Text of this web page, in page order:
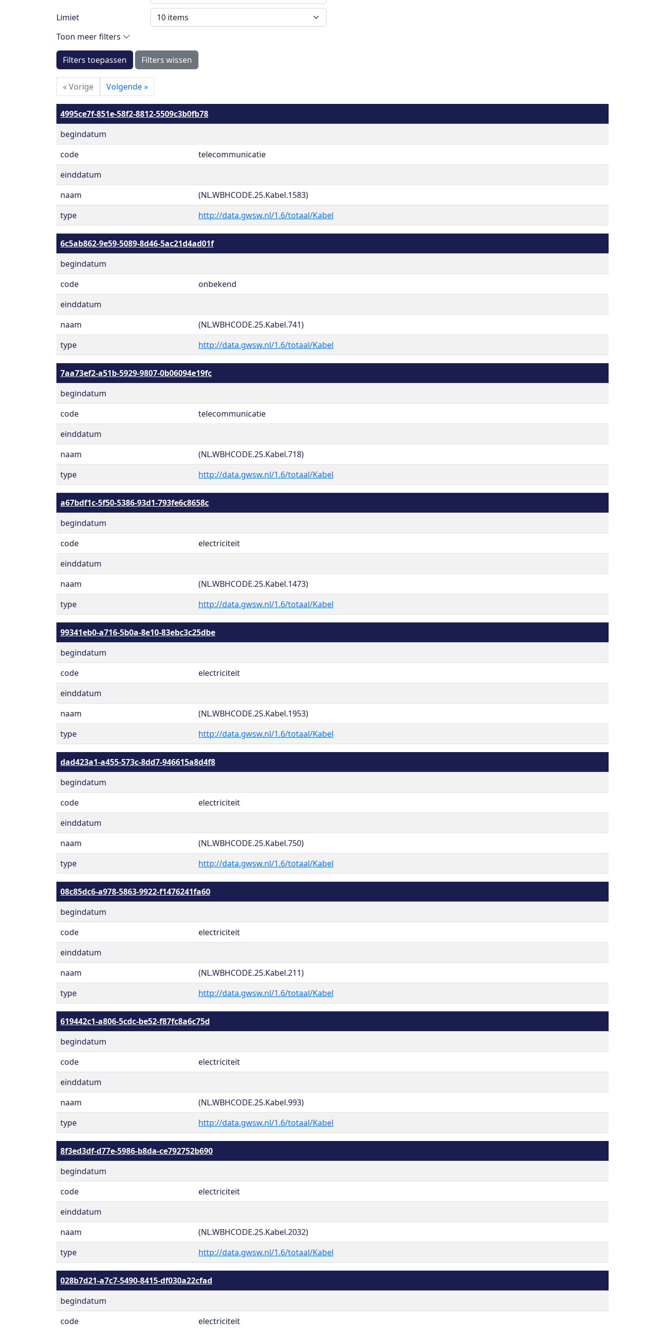
Limiet
Toon meer filters
Filters toepassen Filters wissen
«Vorige Volgende»
4995ce7f-851e-58f2-8812-5509c3b0fb78
begindatum
code
telecommunicatie
einddatum
naam
(NL.WBHCODE.25.Kabel.1583)
type
http://data.gwsw.nl/1.6/totaal/Kabel
6c5ab862-9e59-5089-8d46-5ac21d4ad01f
begindatum
code
onbekend
einddatum
naam
(NL.WBHCODE.25.Kabel.741)
type
http://data.gwsw.nl/1.6/totaal/Kabel
7aa73ef2-a51b-5929-9807-0b06094e19fc
begindatum
code
telecommunicatie
einddatum
naam
(NL.WBHCODE.25.Kabel.718)
type
http://data.gwsw.nl/1.6/totaal/Kabel
a67bdf1c-5f50-5386-93d1-793fe6c8658c
begindatum
code
electriciteit
einddatum
naam
(NL.WBHCODE.25.Kabel.1473)
type
http://data.gwsw.nl/1.6/totaal/Kabel
99341eb0-a716-5b0a-8e10-83ebc3c25dbe
begindatum
code
electriciteit
einddatum
naam
(NL.WBHCODE.25.Kabel.1953)
type
http://data.gwsw.nl/1.6/totaal/Kabel
dad423a1-a455-573c-8dd7-946615a8d4f8
begindatum
code
electriciteit
einddatum
naam
(NL.WBHCODE.25.Kabel.750)
type
http://data.gwsw.nl/1.6/totaal/Kabel
08c85dc6-a978-5863-9922-f1476241fa60
begindatum
code
electriciteit
einddatum
naam
(NL.WBHCODE.25.Kabel.211)
type
http://data.gwsw.nl/1.6/totaal/Kabel
619442c1-a806-5cdc-be52-f87fc8a6c75d
begindatum
code
electriciteit
einddatum
naam
(NL.WBHCODE.25.Kabel.993)
type
http://data.gwsw.nl/1.6/totaal/Kabel
8f3ed3df-d77e-5986-b8da-ce792752b690
begindatum
code
electriciteit
einddatum
naam
(NL.WBHCODE.25.Kabel.2032)
type
http://data.gwsw.nl/1.6/totaal/Kabel
028b7d21-a7c7-5490-8415-df030a22cfad
begindatum
code
electriciteit